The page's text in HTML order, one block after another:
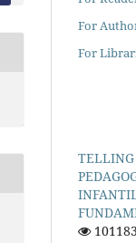
For
For
TELLING
101183